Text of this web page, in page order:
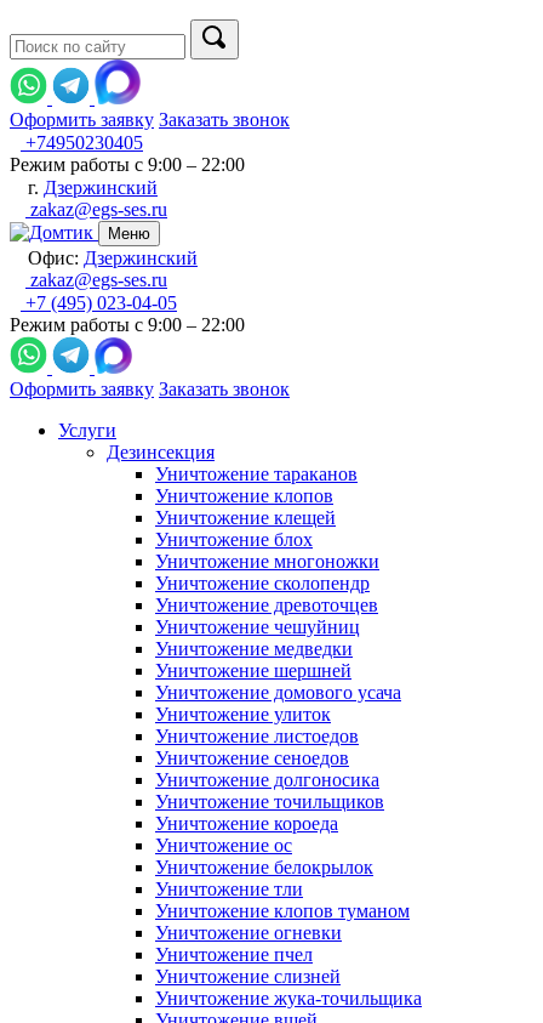
Оформить заявку Заказать звонок
+74950230405
Режим работы с 9:00 – 22:00
г. Дзержинский
zakaz@egs-ses.ru
Меню
Офис: Дзержинский
zakaz@egs-ses.ru
+7 (495) 023-04-05
Режим работы с 9:00 – 22:00
Оформить заявку Заказать звонок
Услуги
Дезинсекция
Уничтожение тараканов
Уничтожение клопов
Уничтожение клещей
Уничтожение блох
Уничтожение многоножки
Уничтожение сколопендр
Уничтожение древоточцев
Уничтожение чешуйниц
Уничтожение медведки
Уничтожение шершней
Уничтожение домового усача
Уничтожение улиток
Уничтожение листоедов
Уничтожение сеноедов
Уничтожение долгоносика
Уничтожение точильщиков
Уничтожение короеда
Уничтожение ос
Уничтожение белокрылок
Уничтожение тли
Уничтожение клопов туманом
Уничтожение огневки
Уничтожение пчел
Уничтожение слизней
Уничтожение жука-точильщика